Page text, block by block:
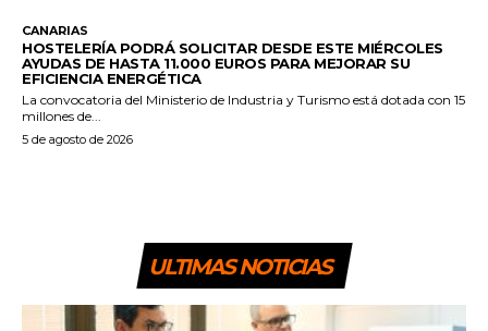
CANARIAS
HOSTELERÍA PODRÁ SOLICITAR DESDE ESTE MIÉRCOLES
AYUDAS DE HASTA 11.000 EUROS PARA MEJORAR SU
EFICIENCIA ENERGÉTICA
La convocatoria del Ministerio de Industria y Turismo está dotada con 15
millones de...
5 de agosto de 2026
ULTIMAS NOTICIAS